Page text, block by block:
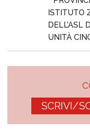
ISTITUTO
DELL’ASL
UNITÀ
SCRIVI/